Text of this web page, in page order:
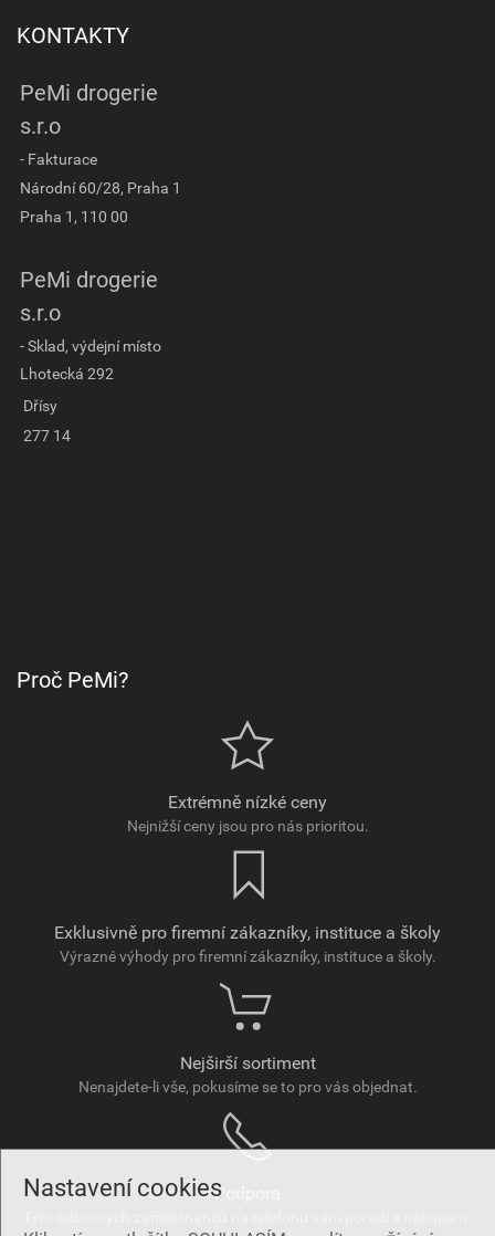
Nastavení cookies
KONTAKTY
PeMi drogerie
s.r.o
- Fakturace
Národní 60/28, Praha 1
Praha 1, 110 00
PeMi drogerie
s.r.o
- Sklad, výdejní místo
Lhotecká 292
Dřísy
277 14
Proč PeMi?
Extrémně nízké ceny
Nejnižší ceny jsou pro nás prioritou.
Exklusivně pro firemní zákazníky, instituce a školy
Výrazné výhody pro firemní zákazníky, instituce a školy.
Nejširší sortiment
Nenajdete-li vše, pokusíme se to pro vás objednat.
Podpora